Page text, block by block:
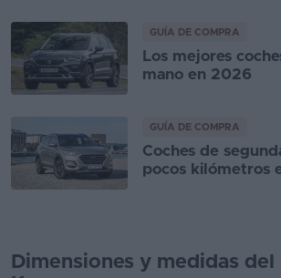
GUÍA DE COMPRA
Los mejores
mano en 2026
GUÍA DE COMPRA
Coches de
pocos kilómetros
Dimensiones y medidas del